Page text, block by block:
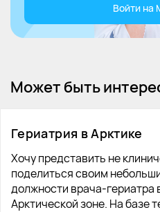
Войти на
Может быть
Гериатрия в Арктике
Хочу представить не
поделиться своим
должности врача-гериатра
Арктической зоне. На базе